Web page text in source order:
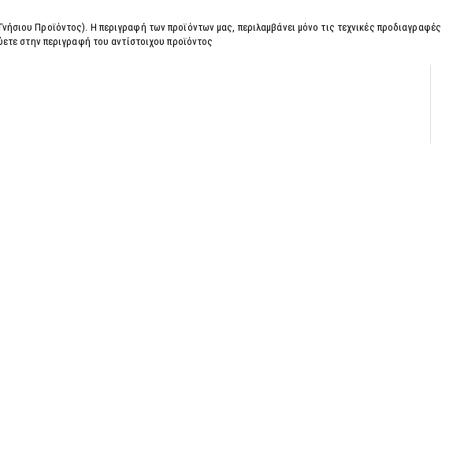
Προϊόντος). Η περιγραφή των προϊόντων μας, περιλαμβάνει μόνο τις τεχνικές προδιαγραφές
στην περιγραφή του αντίστοιχου προϊόντος